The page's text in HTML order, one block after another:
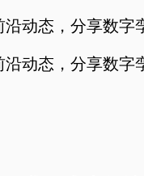
沿动态，分享数字
沿动态，分享数字